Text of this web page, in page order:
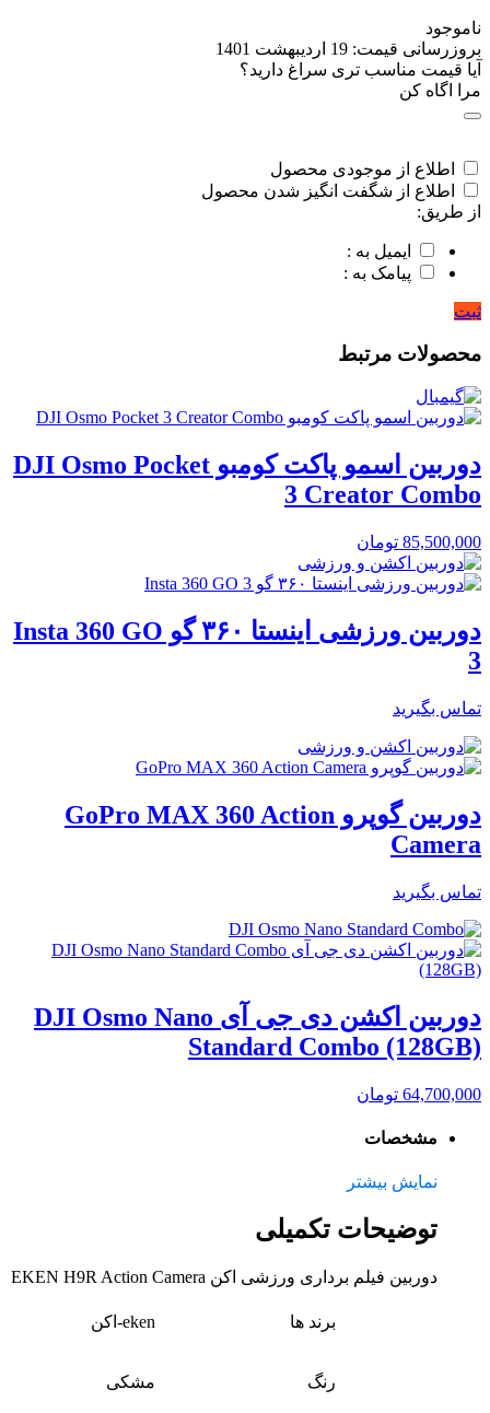
ناموجود
بروزرسانی قیمت: 19 اردیبهشت 1401
آیا قیمت مناسب تری سراغ دارید؟
مرا اگاه کن
اطلاع از موجودی محصول
اطلاع از شگفت انگیز شدن محصول
از طریق:
ایمیل به :
پیامک به :
ثبت
محصولات مرتبط
دوربین اسمو پاکت کومبو DJI Osmo Pocket
3 Creator Combo
85,500,000 تومان
دوربین ورزشی اینستا ۳۶۰ گو Insta 360 GO
3
تماس بگیرید
دوربین گوپرو GoPro MAX 360 Action
Camera
تماس بگیرید
دوربین اکشن دی جی آی DJI Osmo Nano
Standard Combo (128GB)
64,700,000 تومان
مشخصات
نمایش بیشتر
توضیحات تکمیلی
دوربین فیلم برداری ورزشی اکن EKEN H9R Action Camera
برند ها eken-اکن
رنگ مشکی